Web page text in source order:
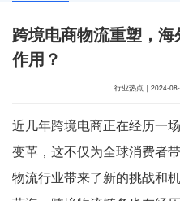
跨境电商物流重塑，
作用？
行业热点 ｜ 2024-
近几年跨境电商正在经历一
变革，这不仅为全球消费者
物流行业带来了新的挑战和